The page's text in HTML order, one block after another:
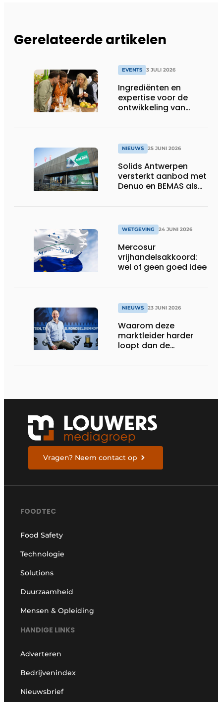
Gerelateerde artikelen
EVENTS 3 JULI 2026
Ingrediënten en
expertise voor de
ontwikkeling van
NIEUWS 25 JUNI 2026
Solids Antwerpen
versterkt aanbod met
Denuo en BEMAS als
WETGEVING 24 JUNI 2026
Mercosur
vrijhandelsakkoord:
wel of geen goed idee
NIEUWS 23 JUNI 2026
Waarom deze
marktleider harder
loopt dan de
Vragen? Neem contact op
FOODTEC
Food Safety
Technologie
Solutions
Duurzaamheid
Mensen & Opleiding
HANDIGE LINKS
Adverteren
Bedrijvenindex
Nieuwsbrief